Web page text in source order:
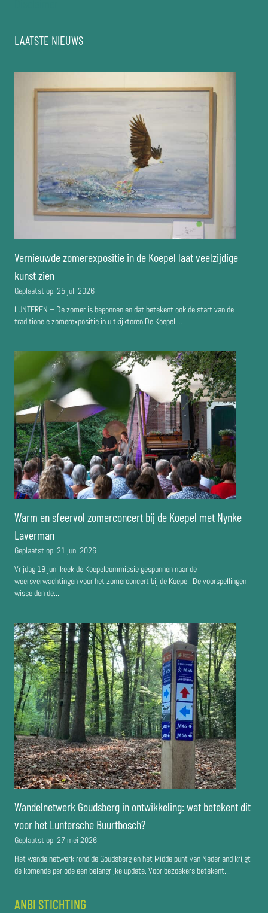
LAATSTE NIEUWS
Vernieuwde zomerexpositie in de Koepel laat veelzijdige
kunst zien
Geplaatst op: 25 juli 2026
LUNTEREN – De zomer is begonnen en dat betekent ook de start van de
traditionele zomerexpositie in uitkijktoren De Koepel....
Warm en sfeervol zomerconcert bij de Koepel met Nynke
Laverman
Geplaatst op: 21 juni 2026
Vrijdag 19 juni keek de Koepelcommissie gespannen naar de
weersverwachtingen voor het zomerconcert bij de Koepel. De voorspellingen
wisselden de...
Wandelnetwerk Goudsberg in ontwikkeling: wat betekent dit
voor het Luntersche Buurtbosch?
Geplaatst op: 27 mei 2026
Het wandelnetwerk rond de Goudsberg en het Middelpunt van Nederland krijgt
de komende periode een belangrijke update. Voor bezoekers betekent...
ANBI STICHTING